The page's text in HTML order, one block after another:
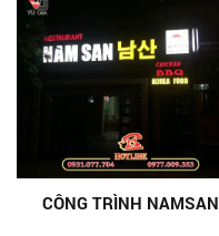
CÔNG TRÌNH NAMSAN